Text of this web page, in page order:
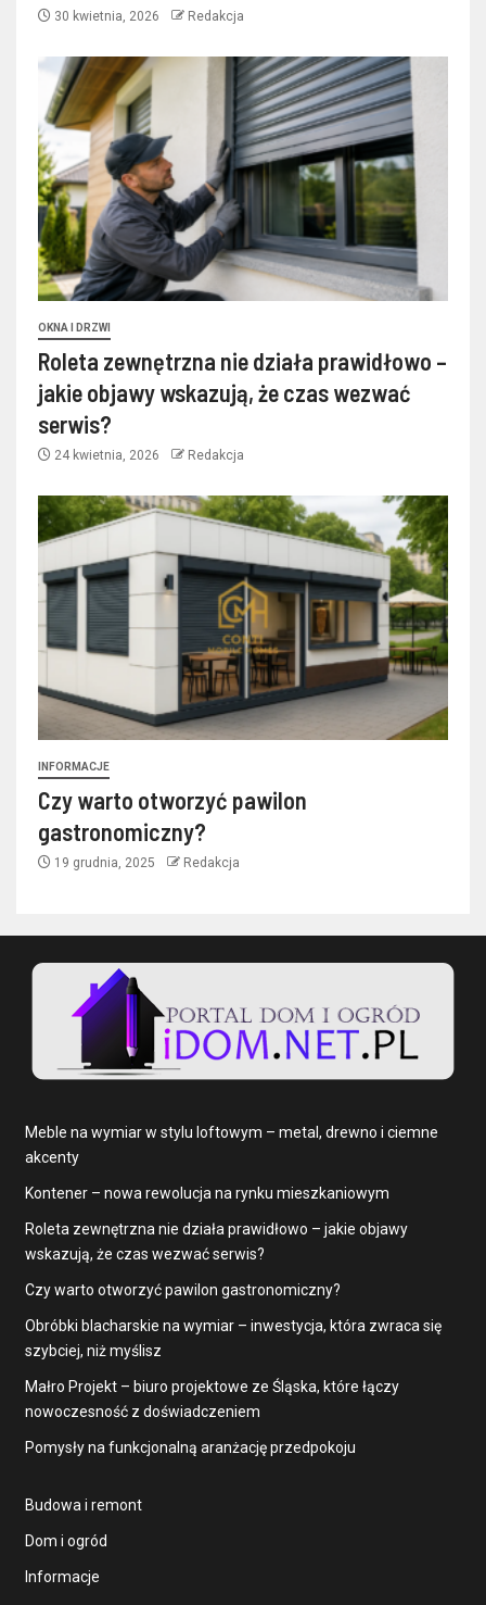
30 kwietnia, 2026 Redakcja
OKNA I DRZWI
Roleta zewnętrzna nie działa prawidłowo –
jakie objawy wskazują, że czas wezwać
serwis?
24 kwietnia, 2026 Redakcja
INFORMACJE
Czy warto otworzyć pawilon
gastronomiczny?
19 grudnia, 2025 Redakcja
Meble na wymiar w stylu loftowym – metal, drewno i ciemne
akcenty
Kontener – nowa rewolucja na rynku mieszkaniowym
Roleta zewnętrzna nie działa prawidłowo – jakie objawy
wskazują, że czas wezwać serwis?
Czy warto otworzyć pawilon gastronomiczny?
Obróbki blacharskie na wymiar – inwestycja, która zwraca się
szybciej, niż myślisz
Małro Projekt – biuro projektowe ze Śląska, które łączy
nowoczesność z doświadczeniem
Pomysły na funkcjonalną aranżację przedpokoju
Budowa i remont
Dom i ogród
Informacje